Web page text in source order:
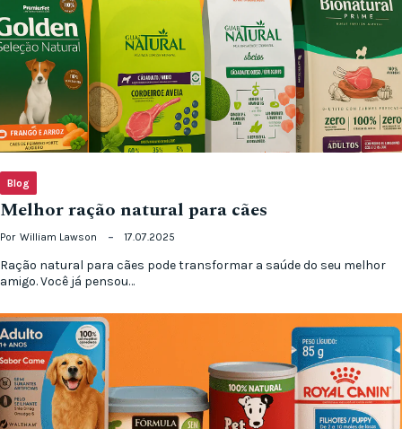
Blog
Melhor ração natural para cães
Por William Lawson 17.07.2025
Ração natural para cães pode transformar a saúde do seu melhor
amigo. Você já pensou…